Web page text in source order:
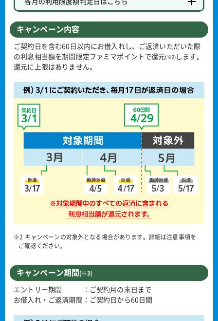
キャンペーン内容
ご契約日を含む60日以内にお借入れし、ご返済いただいた際
の利息相当額を期間限定ファミマポイントで還元(※2) します。
還元に上限はありません。
※2 キャンペーンの対象外となる場合があります。詳細は注意事項を
ご確認ください。
キャンペーン期間 (※3)
エントリー期間 ：ご契約月の末日まで
お借入れ・ご返済期間：ご契約日から60日間